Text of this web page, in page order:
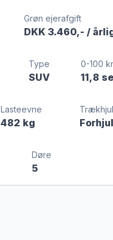
Grøn ejerafgift
DKK 3.460,-/
Type
SUV
0-100
11,8
Lasteevne
482 kg
Trækhjul
Forhjul
Døre
5